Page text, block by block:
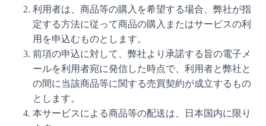
利用者は、商品等の購入を希望する場合、弊社が指
定する方法に従って商品の購入またはサービスの利
用を申込むものとします。
前項の申込に対して、弊社より承諾する旨の電子メ
ールを利用者宛に発信した時点で、利用者と弊社と
の間に当該商品等に関する売買契約が成立するもの
とします。
本サービスによる商品等の配送は、日本国内に限り